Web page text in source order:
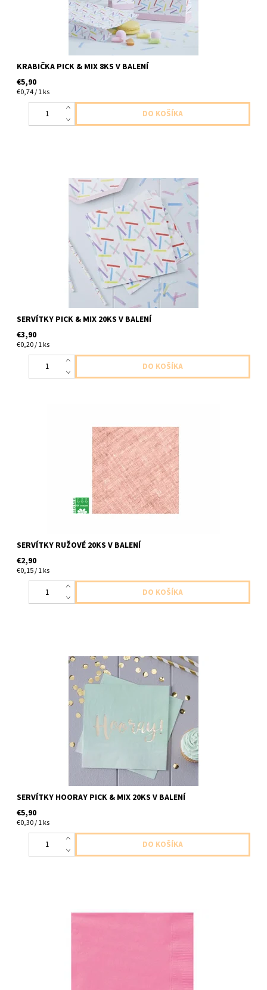
KRABIČKA PICK & MIX 8KS V BALENÍ
€5,90
€0,74 / 1 ks
papierove servitky farebne 3vrstvove 20ks v baleni velkost
SERVÍTKY PICK & MIX 20KS V BALENÍ
€3,90
€0,20 / 1 ks
Papierové servítky ruzove 3vrstvove 20ks v balení velkost
SERVÍTKY RUŽOVÉ 20KS V BALENÍ
€2,90
€0,15 / 1 ks
Papierové servítky hooray matova 2vrstvove 20ks v balení
velkost 33x33cm
SERVÍTKY HOORAY PICK & MIX 20KS V BALENÍ
€5,90
€0,30 / 1 ks